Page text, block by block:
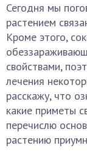
Сегодня мы
растением
Кроме этого,
свойствами,
лечения
расскажу, что
какие приметы
перечислю
растению